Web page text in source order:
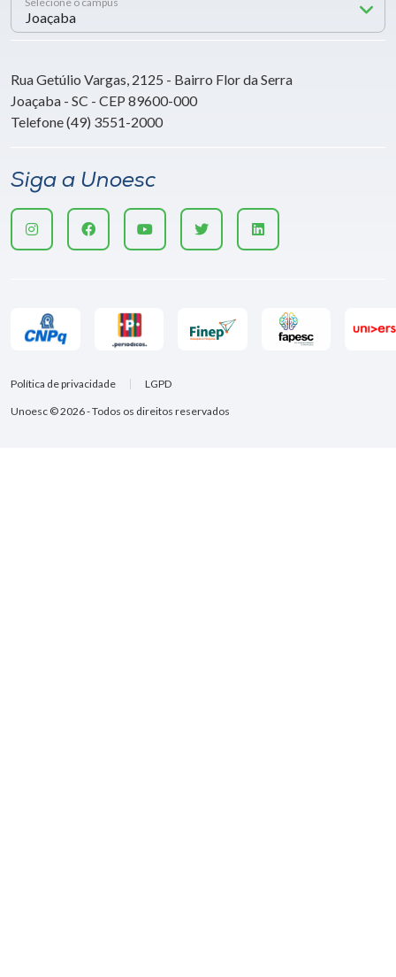
Rua Getúlio Vargas, 2125 - Bairro Flor da Serra
Joaçaba - SC - CEP 89600-000
Telefone (49) 3551-2000
Siga a Unoesc
Unoesc © 2026 - Todos os direitos reservados
Política de privacidade LGPD